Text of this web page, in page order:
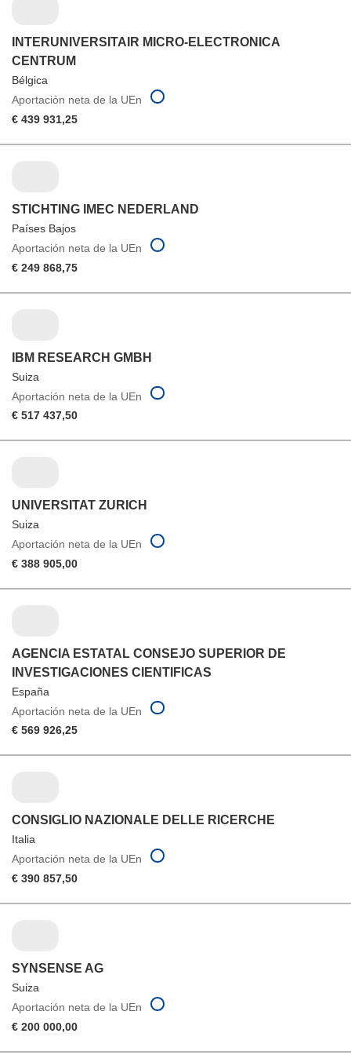
INTERUNIVERSITAIR MICRO-ELECTRONICA
CENTRUM
Bélgica
Aportación neta de la UEn
€ 439 931,25
STICHTING IMEC NEDERLAND
Países Bajos
Aportación neta de la UEn
€ 249 868,75
IBM RESEARCH GMBH
Suiza
Aportación neta de la UEn
€ 517 437,50
UNIVERSITAT ZURICH
Suiza
Aportación neta de la UEn
€ 388 905,00
AGENCIA ESTATAL CONSEJO SUPERIOR DE
INVESTIGACIONES CIENTIFICAS
España
Aportación neta de la UEn
€ 569 926,25
CONSIGLIO NAZIONALE DELLE RICERCHE
Italia
Aportación neta de la UEn
€ 390 857,50
SYNSENSE AG
Suiza
Aportación neta de la UEn
€ 200 000,00